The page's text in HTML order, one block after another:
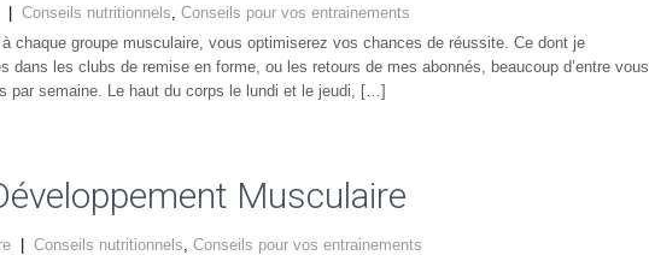
Conseils nutritionnels, Conseils pour vos entrainements
chaque groupe musculaire, vous optimiserez vos chances de réussite. Ce dont je
dans les clubs de remise en forme, ou les retours de mes abonnés, beaucoup d’entre vous
par semaine. Le haut du corps le lundi et le jeudi, […]
Musculaire
Conseils nutritionnels, Conseils pour vos entrainements